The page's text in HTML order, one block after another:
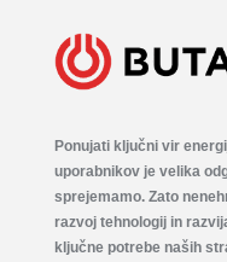
Ponujati ključni vir
uporabnikov je velika
sprejemamo. Zato
razvoj tehnologij in
ključne potrebe naših